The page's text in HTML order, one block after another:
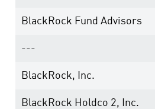
BlackRock Fund Advisors
---
BlackRock, Inc.
BlackRock Holdco 2, Inc.